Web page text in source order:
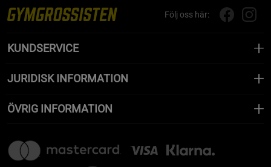
Följ oss här:
KUNDSERVICE
JURIDISK INFORMATION
ÖVRIG INFORMATION